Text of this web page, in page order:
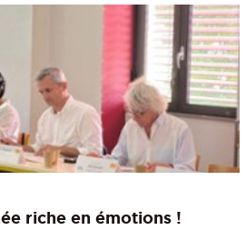
riche en émotions !